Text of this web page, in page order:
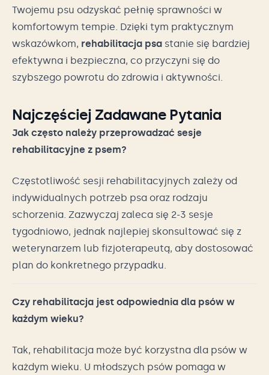
Twojemu psu odzyskać pełnię sprawności w
komfortowym tempie. Dzięki tym praktycznym
wskazówkom, rehabilitacja psa stanie się bardziej
efektywna i bezpieczna, co przyczyni się do
szybszego powrotu do zdrowia i aktywności.
Najczęściej Zadawane Pytania
Jak często należy przeprowadzać sesje
rehabilitacyjne z psem?
Częstotliwość sesji rehabilitacyjnych zależy od
indywidualnych potrzeb psa oraz rodzaju
schorzenia. Zazwyczaj zaleca się 2-3 sesje
tygodniowo, jednak najlepiej skonsultować się z
weterynarzem lub fizjoterapeutą, aby dostosować
plan do konkretnego przypadku.
Czy rehabilitacja jest odpowiednia dla psów w
każdym wieku?
Tak, rehabilitacja może być korzystna dla psów w
każdym wieku. U młodszych psów pomaga w